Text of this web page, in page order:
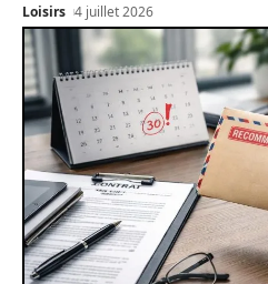
Loisirs 4 juillet 2026